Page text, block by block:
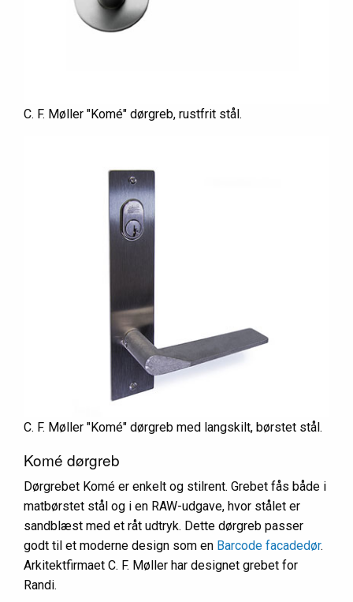
C. F. Møller "Komé" dørgreb, rustfrit stål.
C. F. Møller "Komé" dørgreb med langskilt, børstet stål.
Komé dørgreb
Dørgrebet Komé er enkelt og stilrent. Grebet fås både i
matbørstet stål og i en RAW-udgave, hvor stålet er
sandblæst med et råt udtryk. Dette dørgreb passer
godt til et moderne design som en Barcode facadedør.
Arkitektfirmaet C. F. Møller har designet grebet for
Randi.